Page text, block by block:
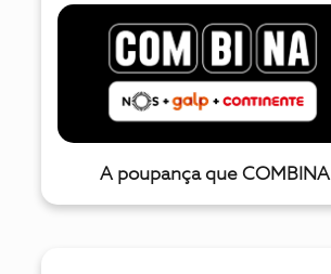
A poupança que COMBINA